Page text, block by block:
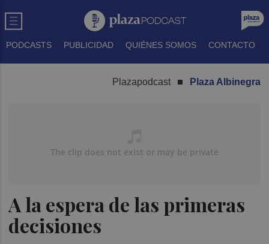
PODCASTS PUBLICIDAD QUIÉNES SOMOS CONTACTO
Plazapodcast Plaza Albinegra
A la espera de las primeras
decisiones